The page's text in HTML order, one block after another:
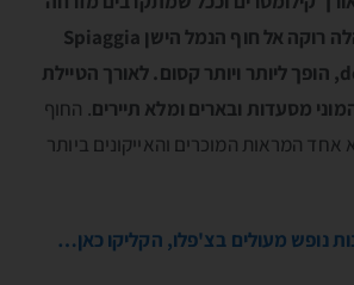
אל מרכז העיירה והלה רוקה אל חוף הנמל הישן Spiaggia
del Porto Vecchio, הופך ליותר ויותר קסום. לאורך הטיילת
מסעדות ובארים ומלא תיירים. החוף
המראות המוכרים והאייקונים ביותר